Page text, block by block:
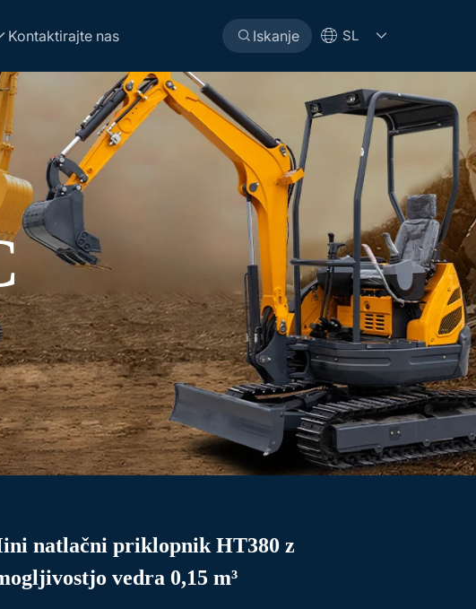
Kontaktirajte nas Iskanje SL
natlačni priklopnik HT380 z
vedra 0,15 m³